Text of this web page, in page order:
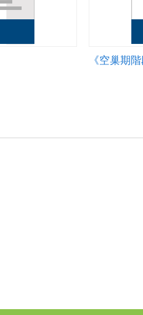
《空巢期